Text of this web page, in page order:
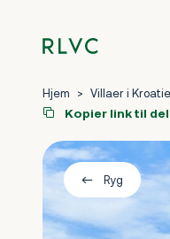
Hjem > Villaer i
Kopier link til
Ryg